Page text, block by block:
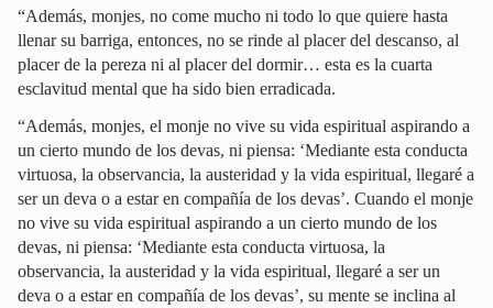
“Además, monjes, no come mucho ni todo lo que quiere hasta
llenar su barriga, entonces, no se rinde al placer del descanso, al
placer de la pereza ni al placer del dormir… esta es la cuarta
esclavitud mental que ha sido bien erradicada.
“Además, monjes, el monje no vive su vida espiritual aspirando a
un cierto mundo de los devas, ni piensa: ‘Mediante esta conducta
virtuosa, la observancia, la austeridad y la vida espiritual, llegaré a
ser un deva o a estar en compañía de los devas’. Cuando el monje
no vive su vida espiritual aspirando a un cierto mundo de los
devas, ni piensa: ‘Mediante esta conducta virtuosa, la
observancia, la austeridad y la vida espiritual, llegaré a ser un
deva o a estar en compañía de los devas’, su mente se inclina al